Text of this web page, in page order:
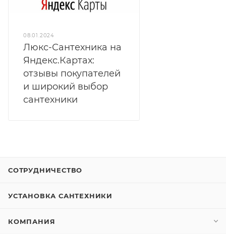
08.01.2024
Люкс-Сантехника на
Яндекс.Картах:
отзывы покупателей
и широкий выбор
сантехники
СОТРУДНИЧЕСТВО
УСТАНОВКА САНТЕХНИКИ
КОМПАНИЯ